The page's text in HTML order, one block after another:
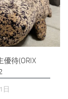
優待(ORIX
日